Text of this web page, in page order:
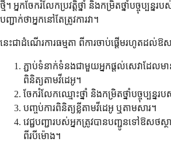
ថ្មី។ អ្នកចែករំលែកប្រវត្តិថ្នាំ និងកម្រិតថ្នាំបច្ចុប្បន្នរ
បញ្ជាក់ថាអ្នកនៅតែត្រូវការវា។
នេះជាដំណើរការធម្មតា ពីការចាប់ផ្តើមរហូតដល់ឱ
ភ្ជាប់ទំនាក់ទំនងជាមួយអ្នកផ្តល់សេវាដែលមា
ពិនិត្យតាមវីដេអូ។
ចែករំលែកឈ្មោះថ្នាំ និងកម្រិតថ្នាំបច្ចុប្បន្នរប
បញ្ចប់ការពិនិត្យខ្លីតាមវីដេអូ ឬតាមសារ។
វេជ្ជបញ្ជារបស់អ្នកត្រូវបានបញ្ជូនទៅឱសថស្
ពីរបីម៉ោង។